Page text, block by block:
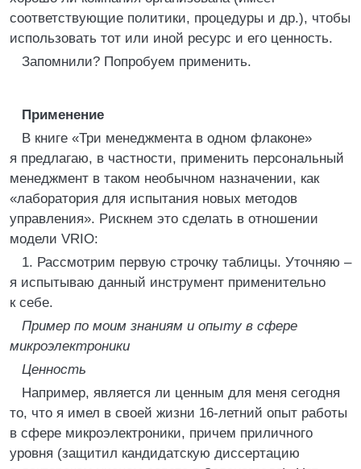
соответствующие политики, процедуры и др.), чтобы
использовать тот или иной ресурс и его ценность.
Запомнили? Попробуем применить.
Применение
В книге «Три менеджмента в одном флаконе»
я предлагаю, в частности, применить персональный
менеджмент в таком необычном назначении, как
«лаборатория для испытания новых методов
управления». Рискнем это сделать в отношении
модели VRIO:
1. Рассмотрим первую строчку таблицы. Уточняю –
я испытываю данный инструмент применительно
к себе.
Пример по моим знаниям и опыту в сфере
микроэлектроники
Ценность
Например, является ли ценным для меня сегодня
то, что я имел в своей жизни 16-летний опыт работы
в сфере микроэлектроники, причем приличного
уровня (защитил кандидатскую диссертацию